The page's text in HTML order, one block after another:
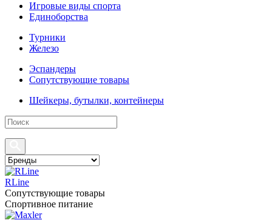
Игровые виды спорта
Единоборства
Турники
Железо
Эспандеры
Сопутствующие товары
Шейкеры, бутылки, контейнеры
RLine
Сопутствующие товары
Спортивное питание